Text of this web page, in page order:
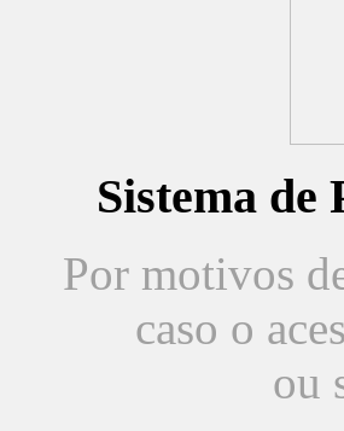
Sistema de
Por motivos
caso o
ou